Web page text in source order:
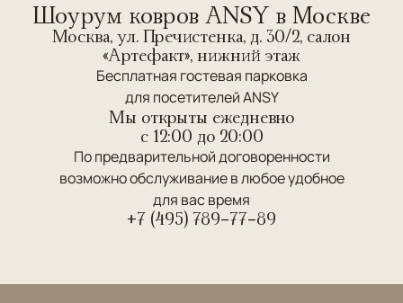
Шоурум ковров ANSY в Москве
Москва, ул. Пречистенка, д. 30/2, салон
«Артефакт», нижний этаж
Бесплатная гостевая парковка
для посетителей ANSY
Мы открыты ежедневно
c 12:00 до 20:00
По предварительной договоренности
возможно обслуживание в любое удобное
для вас время
+7 (495) 789-77-89